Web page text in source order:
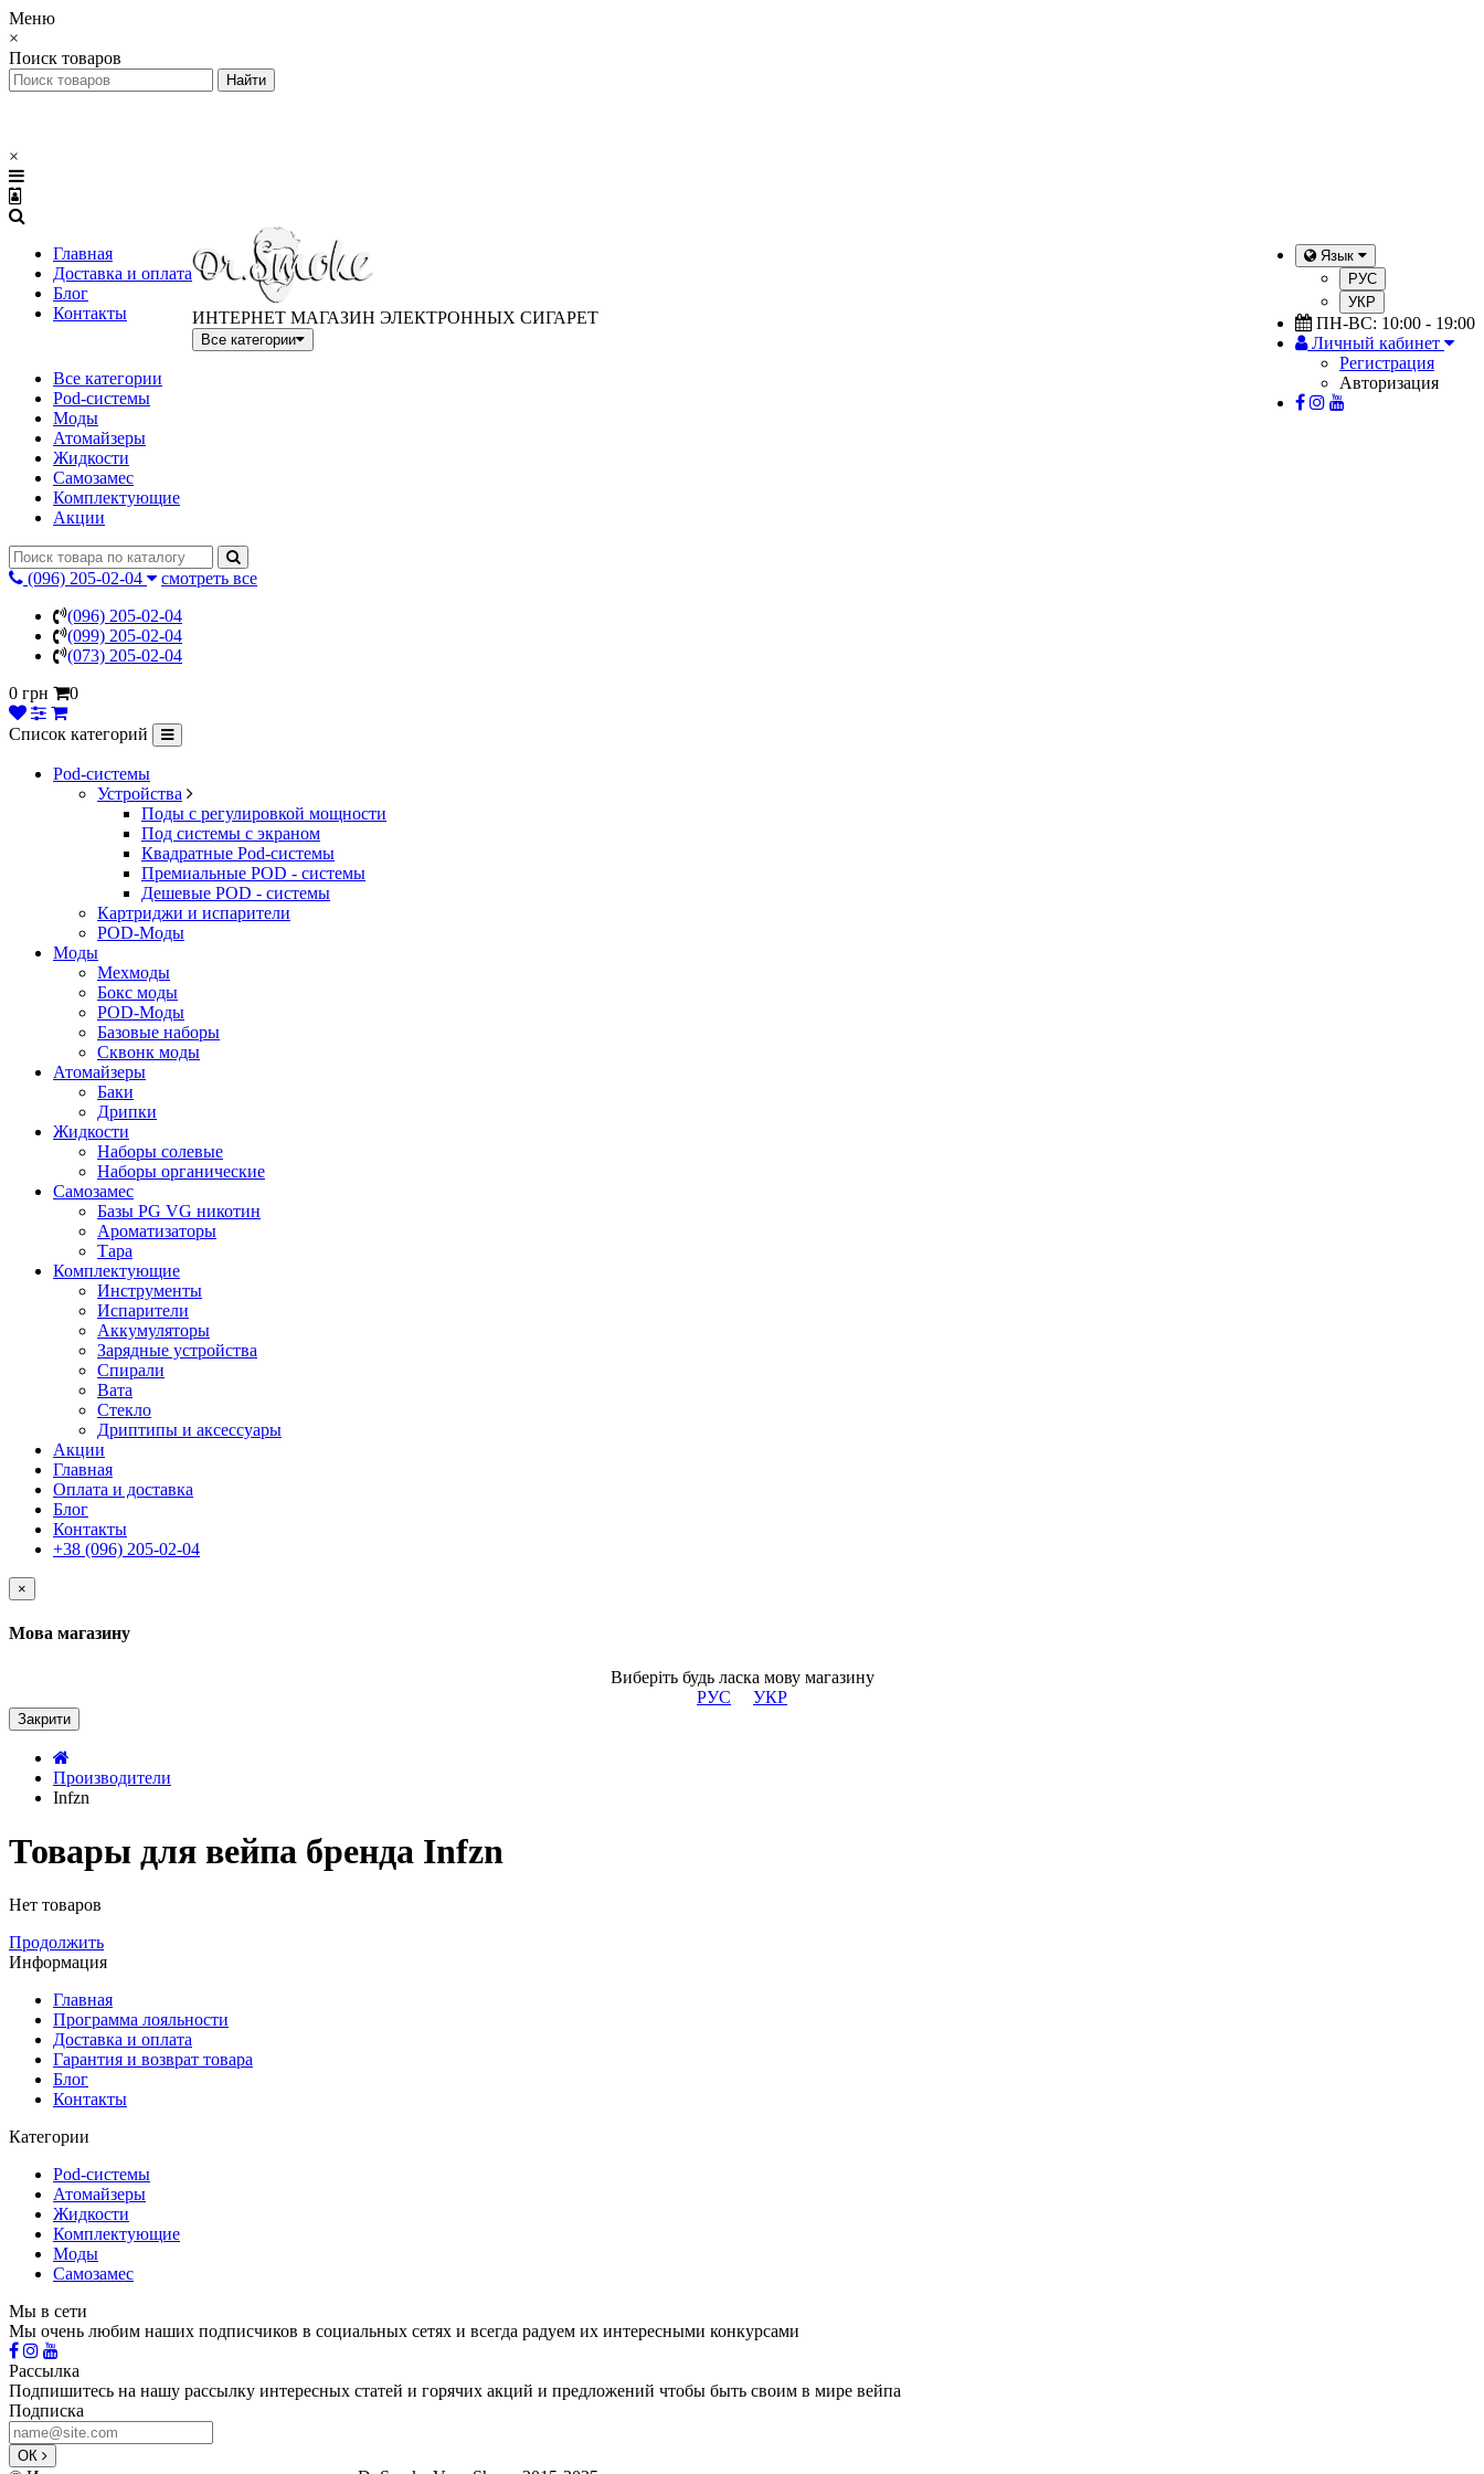
Меню
×
Поиск товаров
×
Главная
Доставка и оплата
Блог
Контакты
Язык
РУС
УКР
ПН-ВС: 10:00 - 19:00
Личный кабинет
Регистрация
Авторизация
ИНТЕРНЕТ МАГАЗИН ЭЛЕКТРОННЫХ СИГАРЕТ
Все категории
Все категории
Pod-системы
Моды
Атомайзеры
Жидкости
Самозамес
Комплектующие
Акции
(096) 205-02-04
смотреть все
(096) 205-02-04
(099) 205-02-04
(073) 205-02-04
0 грн
0
Список категорий
Pod-системы
Устройства
Поды с регулировкой мощности
Под системы с экраном
Квадратные Pod-системы
Премиальные POD - системы
Дешевые POD - системы
Картриджи и испарители
POD-Моды
Моды
Мехмоды
Бокс моды
POD-Моды
Базовые наборы
Сквонк моды
Атомайзеры
Баки
Дрипки
Жидкости
Наборы солевые
Наборы органические
Самозамес
Базы PG VG никотин
Ароматизаторы
Тара
Комплектующие
Инструменты
Испарители
Аккумуляторы
Зарядные устройства
Спирали
Вата
Стекло
Дриптипы и аксессуары
Акции
Главная
Оплата и доставка
Блог
Контакты
+38 (096) 205-02-04
×
Мова магазину
Виберіть будь ласка мову магазину
РУС
УКР
Закрити
Производители
Infzn
Товары для вейпа бренда Infzn
Нет товаров
Продолжить
Информация
Главная
Программа лояльности
Доставка и оплата
Гарантия и возврат товара
Блог
Контакты
Категории
Pod-системы
Атомайзеры
Жидкости
Комплектующие
Моды
Самозамес
Мы в сети
Мы очень любим наших подписчиков в социальных сетях и всегда радуем их интересными конкурсами
Рассылка
Подпишитесь на нашу рассылку интересных статей и горячих акций и предложений чтобы быть своим в мире вейпа
Подписка
ОК